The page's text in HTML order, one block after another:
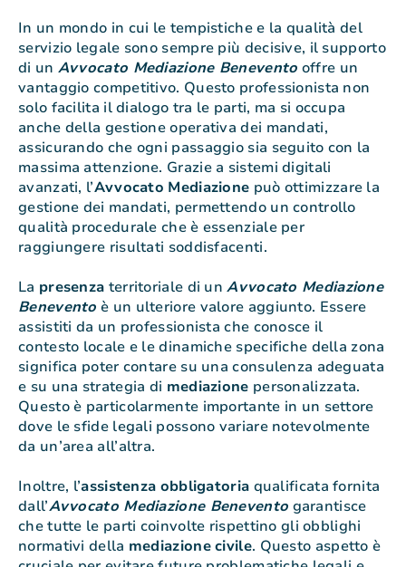
In un mondo in cui le tempistiche e la qualità del
servizio legale sono sempre più decisive, il supporto
di un Avvocato Mediazione Benevento offre un
vantaggio competitivo. Questo professionista non
solo facilita il dialogo tra le parti, ma si occupa
anche della gestione operativa dei mandati,
assicurando che ogni passaggio sia seguito con la
massima attenzione. Grazie a sistemi digitali
avanzati, l’Avvocato Mediazione può ottimizzare la
gestione dei mandati, permettendo un controllo
qualità procedurale che è essenziale per
raggiungere risultati soddisfacenti.
La presenza territoriale di unAvvocato Mediazione
Benevento è un ulteriore valore aggiunto. Essere
assistiti da un professionista che conosce il
contesto locale e le dinamiche specifiche della zona
significa poter contare su una consulenza adeguata
e su una strategia di mediazione personalizzata.
Questo è particolarmente importante in un settore
dove le sfide legali possono variare notevolmente
da un’area all’altra.
Inoltre, l’assistenza obbligatoria qualificata fornita
dall’Avvocato Mediazione Benevento garantisce
che tutte le parti coinvolte rispettino gli obblighi
normativi della mediazionecivile. Questo aspetto è